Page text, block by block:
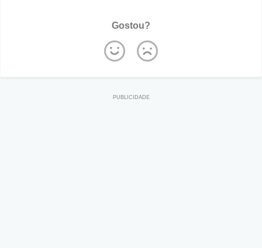
Gostou?